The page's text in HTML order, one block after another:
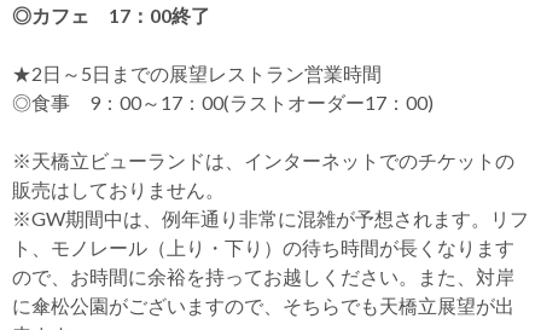
◎カフェ 17：00終了
★2日～5日までの展望レストラン営業時間
◎食事 9：00～17：00(ラストオーダー17：00)
※天橋立ビューランドは、インターネットでのチケットの
販売はしておりません。
※GW期間中は、例年通り非常に混雑が予想されます。リフ
ト、モノレール（上り・下り）の待ち時間が長くなります
ので、お時間に余裕を持ってお越しください。また、対岸
に傘松公園がございますので、そちらでも天橋立展望が出